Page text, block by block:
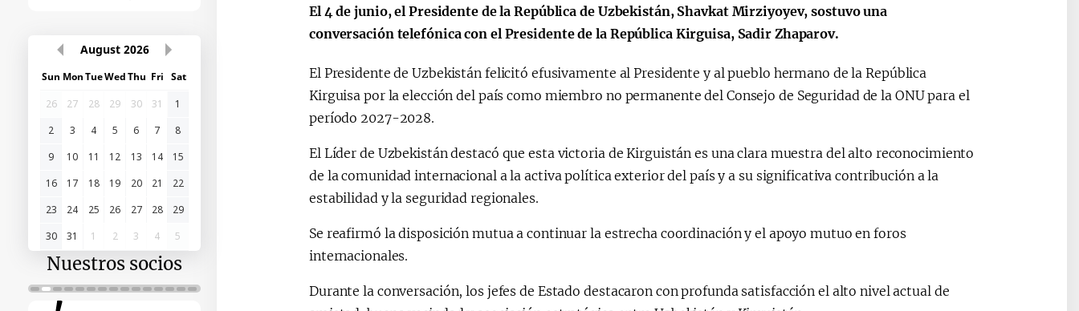
August 2026
Sun MonTueWedThu Fri Sat
26
27 28 29 30 31
1
2
3 4 5 6 7
8
9
10 11 12 13 14
15
16
17 18 19 20 21
22
23
24 25 26 27 28
29
30
31 1 2 3 4 5
Nuestros socios
El 4 de junio, el Presidente de la República de Uzbekistán, Shavkat Mirziyoyev, sostuvo una
conversación telefónica con el Presidente de la República Kirguisa, Sadir Zhaparov.
El Presidente de Uzbekistán felicitó efusivamente al Presidente y al pueblo hermano de la República
Kirguisa por la elección del país como miembro no permanente del Consejo de Seguridad de la ONU para el
período 2027-2028.
El Líder de Uzbekistán destacó que esta victoria de Kirguistán es una clara muestra del alto reconocimiento
de la comunidad internacional a la activa política exterior del país y a su significativa contribución a la
estabilidad y la seguridad regionales.
Se reafirmó la disposición mutua a continuar la estrecha coordinación y el apoyo mutuo en foros
internacionales.
Durante la conversación, los jefes de Estado destacaron con profunda satisfacción el alto nivel actual de